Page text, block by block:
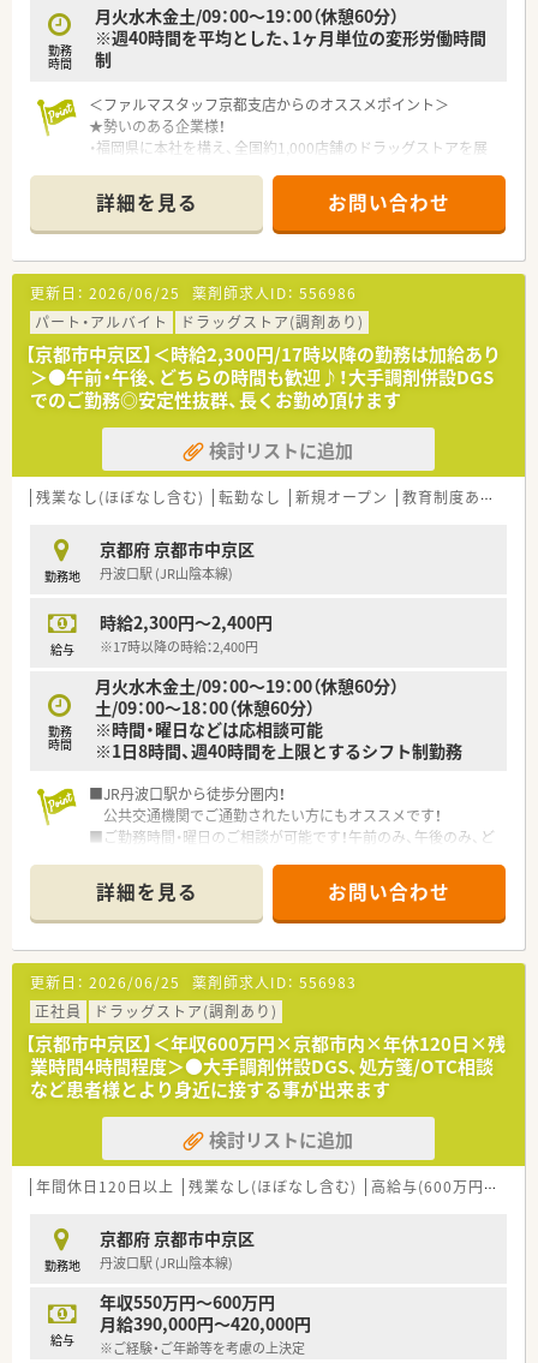
勤務
時間
月火水木金土/09：00～19：00（休憩60分）
※週40時間を平均とした、1ヶ月単位の変形労働時間
制
＜ファルマスタッフ京都支店からのオススメポイント＞
★勢いのある企業様！
・福岡県に本社を構え、全国約1,000店舗のドラッグストアを展
・2004年から2022年までで店舗数は8倍、2016年から2020年ま
でで社員数は＋1,300人！
今後の出店予定も複数あり、勢いがございます！
⇒店舗の拡大に伴いマネジャー等のポジション拡大が見込まれ
るため、昇格のチャンスも多くございます
★併設ドラッグストア様ならでは！
・調剤併設ドラッグストア様ですので幅広い年代の方がいらっし
ゃり、地域に身近な薬剤師様、としてご活躍頂けます！
『病院に行くほどではないけど、、』という方もいらっしゃり、未
病への取り組みにも積極的に携われる環境です
・会社自体、処方相談やOTC相談などしっかりとファンを増やし
ていく方針のため、患者様としっかり向き合った対応が可能です
・面対応で門前の医院様・病院様の開局に左右されないため残業
時間は全社平均4時間程度と少なめ！
★働きやすい環境！
・年間休日120日、残業時間は月平均4時間程度、リフレッシュ休
暇制度など日々のライフワークバランスを大切にできる環境が
＼最後に一言／
オープン間もないため未経験でもご応募いただけます！希少なチ
ャンスをお見逃しなく！
詳細を見る お問い合わせ
更新日： 2026/06/25 薬剤師求人ID： 556986
パート・アルバイト
ドラッグストア(調剤あり)
【京都市中京区】＜時給2,300円/17時以降の勤務は加給あり
＞●午前・午後、どちらの時間も歓迎♪！大手調剤併設DGS
でのご勤務◎安定性抜群、長くお勤め頂けます
検討リストに追加
残業なし(ほぼなし含む) 転勤なし 新規オープン 教育制度あり
勤務地
京都府 京都市中京区
丹波口駅 (JR山陰本線)
給与
時給2,300円～2,400円
※17時以降の時給：2,400円
勤務
時間
月火水木金土/09：00～19：00（休憩60分）
土/09：00～18：00（休憩60分）
※時間・曜日などは応相談可能
※1日8時間、週40時間を上限とするシフト制勤務
■JR丹波口駅から徒歩分圏内！
公共交通機関でご通勤されたい方にもオススメです！
■ご勤務時間・曜日のご相談が可能です！午前のみ、午後のみ、ど
■京都市内では希少な時給2,300円！17時以降は加給がございま
す◎
詳細を見る お問い合わせ
更新日： 2026/06/25 薬剤師求人ID： 556983
正社員
ドラッグストア(調剤あり)
【京都市中京区】＜年収600万円×京都市内×年休120日×残
業時間4時間程度＞●大手調剤併設DGS、処方箋/OTC相談
など患者様とより身近に接する事が出来ます
検討リストに追加
年間休日120日以上 残業なし(ほぼなし含む) 高給与(600万円以上)
勤務地
京都府 京都市中京区
丹波口駅 (JR山陰本線)
給与
年収550万円～600万円
月給390,000円～420,000円
※ご経験・ご年齢等を考慮の上決定